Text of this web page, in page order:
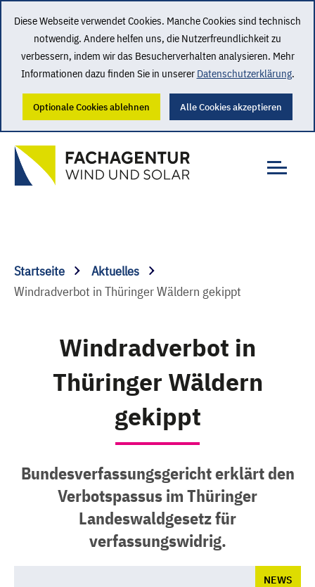
Diese Webseite verwendet Cookies. Manche Cookies sind technisch
notwendig. Andere helfen uns, die Nutzerfreundlichkeit zu
verbessern, indem wir das Besucherverhalten analysieren. Mehr
Informationen dazu finden Sie in unserer Datenschutzerklärung.
Optionale Cookies ablehnen Alle Cookies akzeptieren
Startseite
Aktuelles
Windradverbot in Thüringer Wäldern gekippt
Windradverbot in
Thüringer Wäldern
gekippt
Bundesverfassungsgericht erklärt den
Verbotspassus im Thüringer
Landeswaldgesetz für
verfassungswidrig.
NEWS